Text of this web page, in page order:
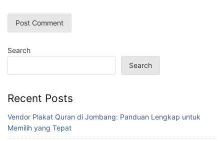
Search
Search
Recent Posts
Vendor Plakat Quran di Jombang: Panduan Lengkap untuk
Memilih yang Tepat